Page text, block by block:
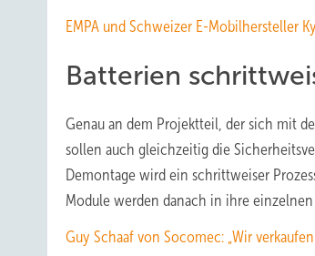
EMPA und Schweizer E-Mobilhersteller
Batterien
Genau an dem Projektteil, der sich mit
sollen auch gleichzeitig die
Demontage wird ein schrittweiser
Module werden danach in ihre
Guy Schaaf von Socomec: „Wir